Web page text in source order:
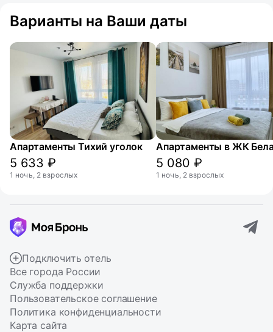
Варианты на Ваши даты
Апартаменты Тихий уголок
5 633 ₽
1 ночь, 2 взрослых
5 080 ₽
1 ночь, 2 взрослых
Подключить отель
Все города России
Служба поддержки
Пользовательское соглашение
Политика конфиденциальности
Карта сайта